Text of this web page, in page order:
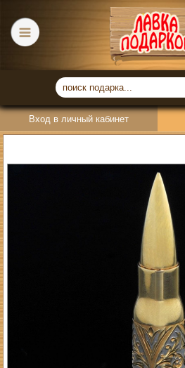
Вход в личный кабинет